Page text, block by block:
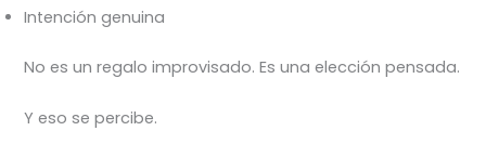
Intención genuina
No es un regalo improvisado. Es una elección pensada.
Y eso se percibe.